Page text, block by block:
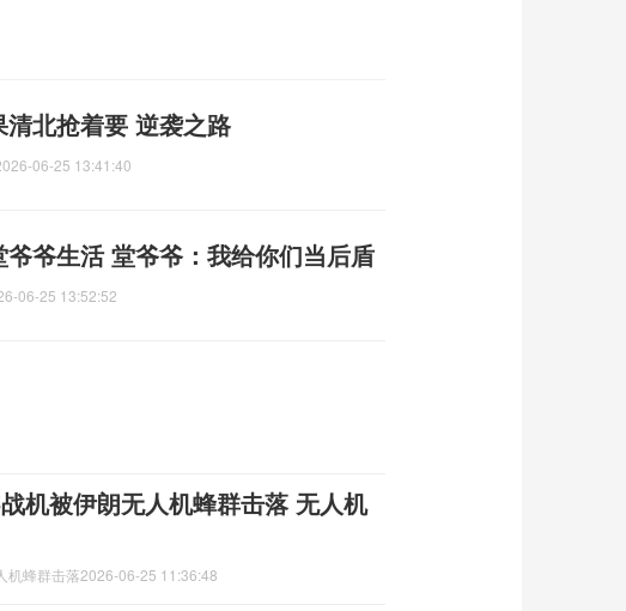
北抢着要 逆袭之路
06-25 13:41:40
爷生活 堂爷爷：我给你们当后盾
06-25 13:52:52
机被伊朗无人机蜂群击落 无人机
机蜂群击落2026-06-25 11:36:48